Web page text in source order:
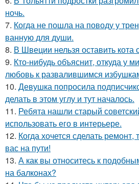
ночь.
7. Когда не пошла на поводу у
ванную для души.
8. В Швеции нельзя оставить кота
9. Кто-нибудь объяснит, откуда у
любовь к развалившимся
10. Девушка попросила
делать в этом углу и тут началось.
11. Ребята нашли старый
использовать его в интерьере.
12. Когда хочется сделать ремонт,
вас на пути!
13. А как вы относитесь к
на балконах?